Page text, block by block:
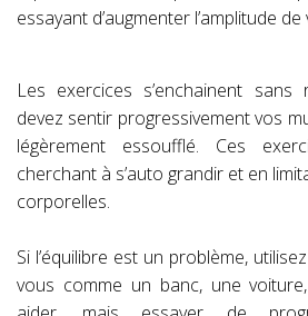
essayant d’augmenter l’amplitude
Les exercices s’enchainent
devez sentir progressivement vos
légèrement essoufflé. Ces
cherchant à s’auto grandir et en
corporelles.
Si l’équilibre est un problème,
vous comme un banc, une